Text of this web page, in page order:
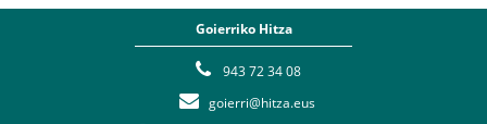
Goierriko Hitza
943 72 34 08
goierri@hitza.eus